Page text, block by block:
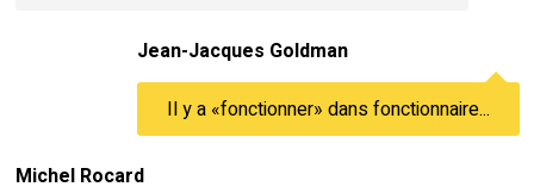
Jean-Jacques Goldman
Il y a «fonctionner» dans fonctionnaire...
Michel Rocard